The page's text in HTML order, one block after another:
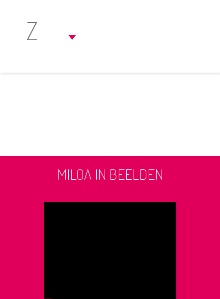
Z
MILOA IN BEELDEN